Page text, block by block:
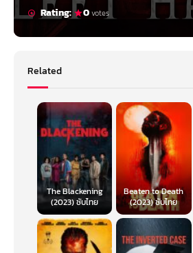
Rating:
0votes
Related
The Blackening
(2023) ซับไทย
Beaten to Death
(2023) ซับไทย